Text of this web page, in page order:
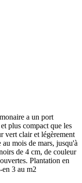
a un port
plus compact que les
vert clair et légèrement
mois de mars, jusqu'à
de 4 cm, de couleur
Plantation en
en 3 au m2